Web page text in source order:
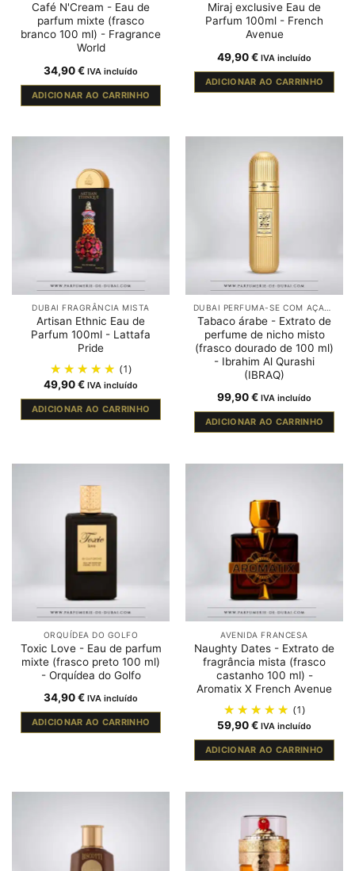
Café N'Cream - Eau de
parfum mixte (frasco
branco 100 ml) - Fragrance
World
34,90€ IVA incluído
ADICIONAR AO CARRINHO
Miraj exclusive Eau de
Parfum 100ml - French
Avenue
49,90€ IVA incluído
ADICIONAR AO CARRINHO
DUBAI FRAGRÂNCIA MISTA
Artisan Ethnic Eau de
Parfum 100ml - Lattafa
Pride
(1)
49,90€ IVA incluído
ADICIONAR AO CARRINHO
Tabaco árabe - Extrato de
perfume de nicho misto
(frasco dourado de 100 ml)
- Ibrahim Al Qurashi
(IBRAQ)
99,90€ IVA incluído
ADICIONAR AO CARRINHO
ORQUÍDEA DO GOLFO
Toxic Love - Eau de parfum
mixte (frasco preto 100 ml)
- Orquídea do Golfo
34,90€ IVA incluído
ADICIONAR AO CARRINHO
AVENIDA FRANCESA
Naughty Dates - Extrato de
fragrância mista (frasco
castanho 100 ml) -
Aromatix X French Avenue
(1)
59,90€ IVA incluído
ADICIONAR AO CARRINHO